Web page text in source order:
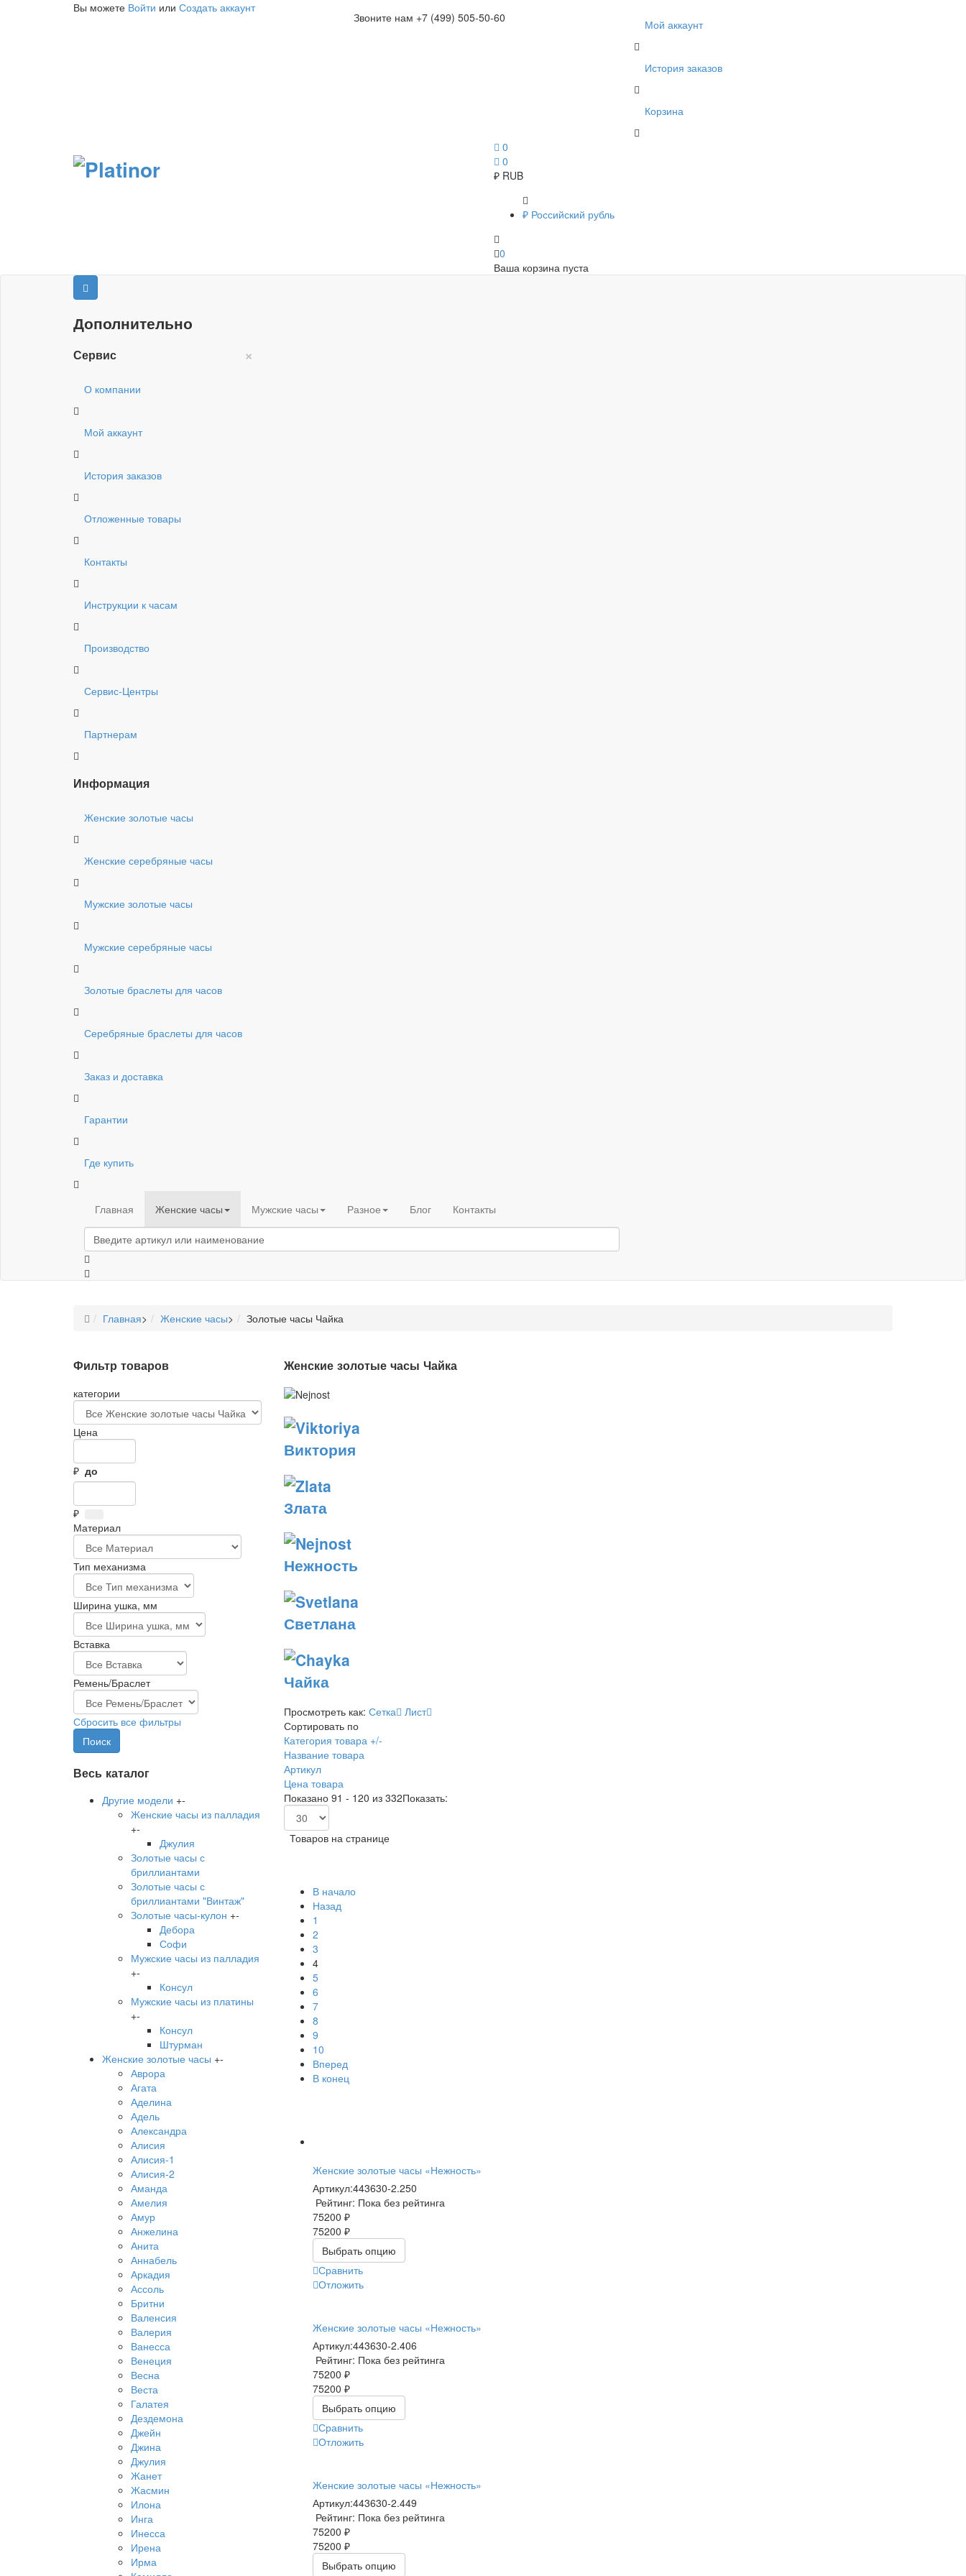
Вы можете Войти или Создать аккаунт
Звоните нам +7 (499) 505-50-60 Мой аккаунт
История заказов
Корзина
0
0
₽ RUB
₽ Российский рубль
0
Ваша корзина пуста
Дополнительно
×
Сервис
О компании
Мой аккаунт
История заказов
Отложенные товары
Контакты
Инструкции к часам
Производство
Сервис-Центры
Партнерам
Информация
Женские золотые часы
Женские серебряные часы
Мужские золотые часы
Мужские серебряные часы
Золотые браслеты для часов
Серебряные браслеты для часов
Заказ и доставка
Гарантии
Где купить
Главная Женские часы Мужские часы Разное Блог Контакты
Главная> Женские часы> Золотые часы Чайка
Фильтр товаров
категории
Цена
₽ до
₽
Материал
Тип механизма
Ширина ушка, мм
Вставка
Ремень/Браслет
Сбросить все фильтры
Весь каталог
Другие модели +-
Женские часы из палладия
+-
Джулия
Золотые часы с
бриллиантами
Золотые часы с
бриллиантами "Винтаж"
Золотые часы-кулон +-
Дебора
Софи
Мужские часы из палладия
+-
Консул
Мужские часы из платины
+-
Консул
Штурман
Женские золотые часы +-
Аврора
Агата
Аделина
Адель
Александра
Алисия
Алисия-1
Алисия-2
Аманда
Амелия
Амур
Анжелина
Анита
Аннабель
Аркадия
Ассоль
Бритни
Валенсия
Валерия
Ванесса
Венеция
Весна
Веста
Галатея
Дездемона
Джейн
Джина
Джулия
Жанет
Жасмин
Илона
Инга
Инесса
Ирена
Ирма
Женские золотые часы Чайка
Виктория
Злата
Нежность
Светлана
Чайка
Просмотреть как: Сетка
Лист
Сортировать по
Категория товара +/-
Название товара
Артикул
Цена товара
Показано 91 - 120 из 332Показать:
Товаров на странице
В начало
Назад
1
2
3
4
5
6
7
8
9
10
Вперед
В конец
Женские золотые часы «Нежность»
Артикул:443630-2.250
Рейтинг: Пока без рейтинга
75200 ₽
75200 ₽
Выбрать опцию
Сравнить
Отложить
Женские золотые часы «Нежность»
Артикул:443630-2.406
Рейтинг: Пока без рейтинга
75200 ₽
75200 ₽
Выбрать опцию
Сравнить
Отложить
Женские золотые часы «Нежность»
Артикул:443630-2.449
Рейтинг: Пока без рейтинга
75200 ₽
75200 ₽
Выбрать опцию